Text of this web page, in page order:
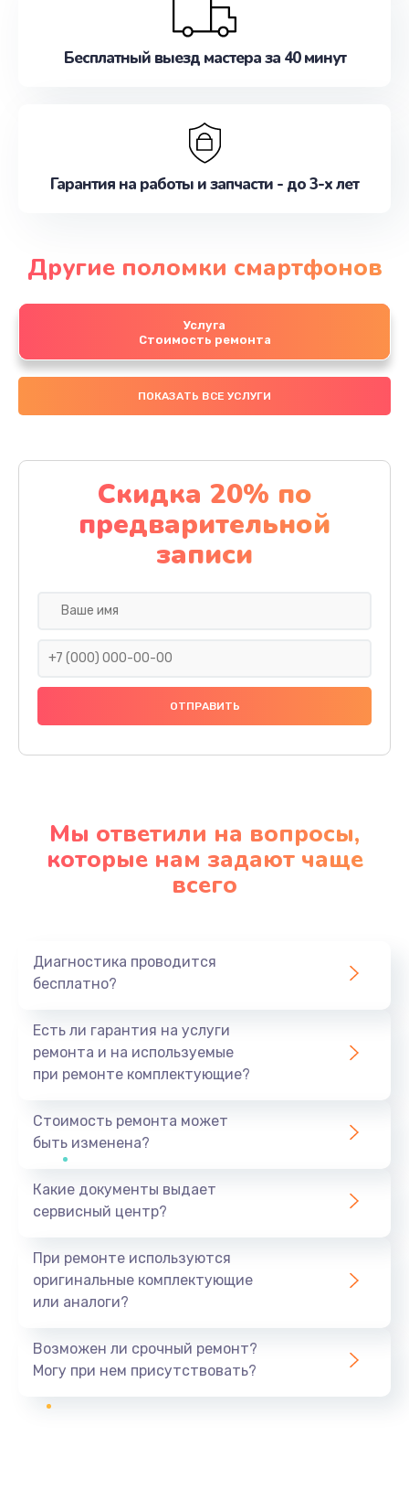
Бесплатный выезд мастера за 40 минут
Гарантия на работы и запчасти - до 3-х лет
Другие поломки смартфонов
Услуга
Стоимость ремонта
ПОКАЗАТЬ ВСЕ УСЛУГИ
Скидка 20% по
предварительной
записи
Мы ответили на вопросы,
которые нам задают чаще
всего
Диагностика проводится
бесплатно?
Есть ли гарантия на услуги
ремонта и на используемые
при ремонте комплектующие?
Стоимость ремонта может
быть изменена?
Какие документы выдает
сервисный центр?
При ремонте используются
оригинальные комплектующие
или аналоги?
Возможен ли срочный ремонт?
Могу при нем присутствовать?